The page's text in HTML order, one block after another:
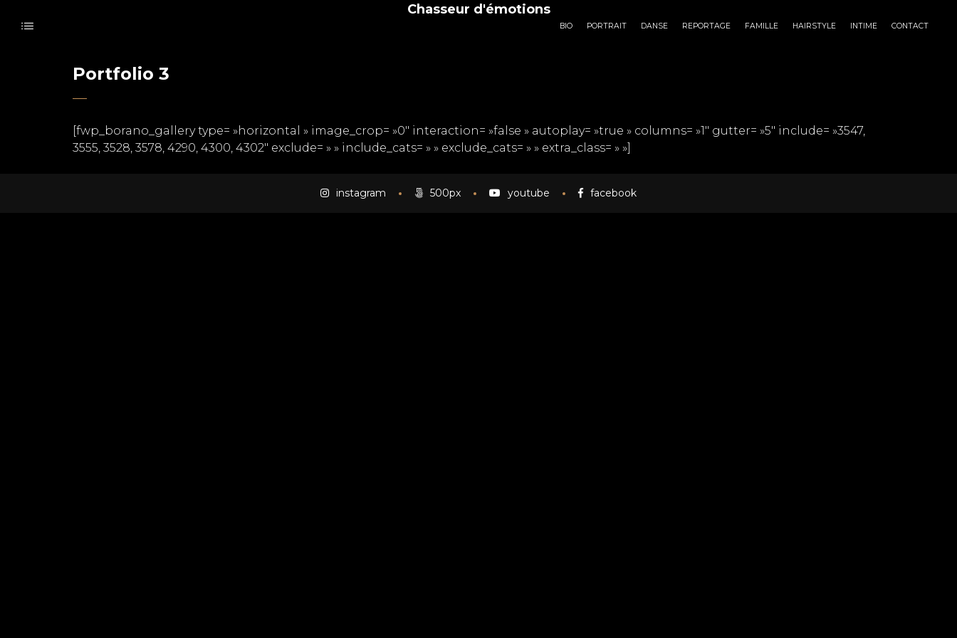
Chasseur d'émotions
BIO PORTRAIT DANSE REPORTAGE FAMILLE HAIRSTYLE INTIME CONTACT
Portfolio 3
[fwp_borano_gallery type= »horizontal » image_crop= »0″ interaction= »false » autoplay= »true » columns= »1″ gutter= »5″ include= »3547,
3555, 3528, 3578, 4290, 4300, 4302″ exclude= » » include_cats= » » exclude_cats= » » extra_class= » »]
instagram 500px youtube facebook